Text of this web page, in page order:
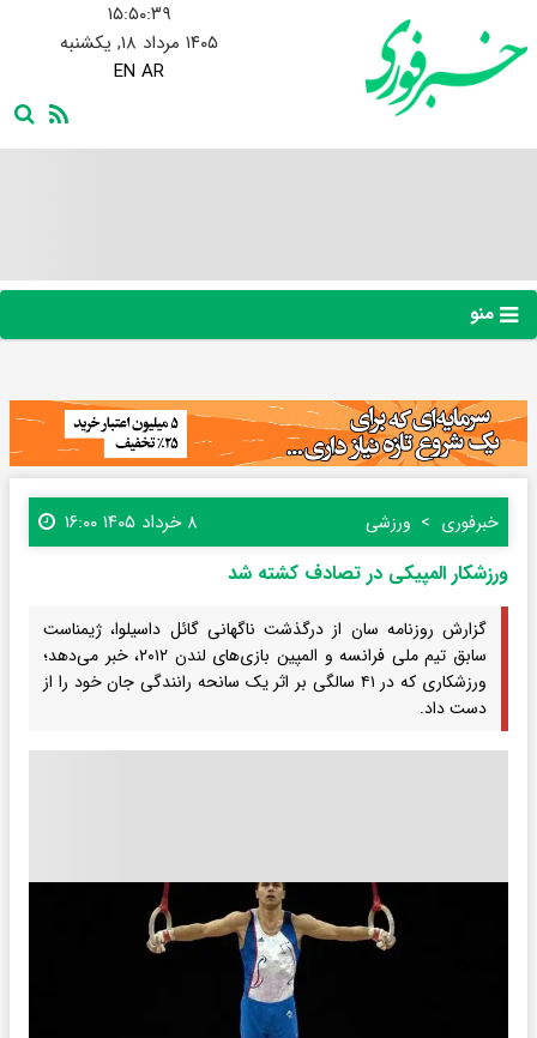
۱۵:۵۰:۳۹
۱۴۰۵ مرداد ۱۸, یکشنبه
EN AR
منو
خبرفوری ورزشی ۸ خرداد ۱۴۰۵ ۱۶:۰۰
ورزشکار المپیکی در تصادف کشته شد
گزارش روزنامه سان از درگذشت ناگهانی گائل داسیلوا، ژیمناست
سابق تیم ملی فرانسه و المپین بازی‌های لندن ۲۰۱۲، خبر می‌دهد؛
ورزشکاری که در ۴۱ سالگی بر اثر یک سانحه رانندگی جان خود را از
دست داد.